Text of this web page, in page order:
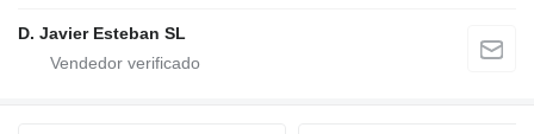
D. Javier Esteban SL